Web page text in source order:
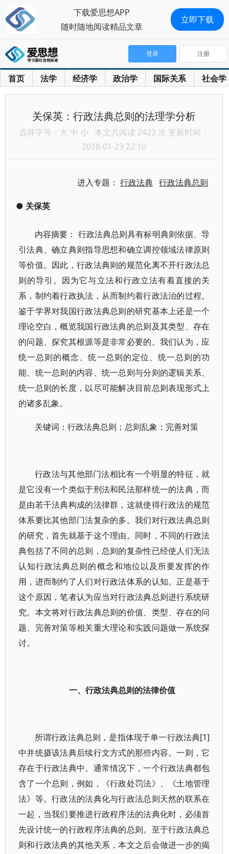
首页 法学 经济学 政治学 国际关系 社会学
登录 注册
关保英：行政法典总则的法理学分析
选择字号： 大 中 小 本文共阅读 2423 次 更新时间：
2018-01-23 22:10
进入专题：行政法典 行政法典总则
● 关保英
内容摘要： 行政法典总则具有标明典则依据、导
引法典、确立典则指导思想和确立调控领域法律原则
等价值。因此，行政法典则的规范化离不开行政法总
则的导引。因为它与立法和行政立法有着直接的关
系，制约着行政执法，从而制约着行政法治的过程。
鉴于学界对我国行政法典总则的研究基本上还是一个
理论空白，概览我国行政法典的总则及其类型、存在
的问题、探究其根源等是非常必要的。我们认为，应
统一总则的概念、统一总则的定位、统一总则的功
能、统一总则的内容、统一总则与分则的逻辑关系、
统一总则的长度，以尽可能解决目前总则表现形式上
的诸多乱象。
关键词：行政法典总则；总则乱象；完善对策
行政法与其他部门法相比有一个明显的特征，就
是它没有一个类似于刑法和民法那样统一的法典，而
是由若干法典构成的法律群，这就使得行政法的规范
体系要比其他部门法复杂的多。我们对行政法典总则
的研究，首先就基于这个理由。同时，不同的行政法
典包括了不同的总则，总则的复杂性已经使人们无法
认知行政法典总则的概念和地位以及所要发挥的作
用，进而制约了人们对行政法体系的认知。正是基于
这个原因，笔者认为应当对行政法典总则进行系统研
究。本文将对行政法典总则的价值、类型、存在的问
题、完善对策等相关重大理论和实践问题做一系统探
讨。
一、行政法典总则的法律价值
所谓行政法典总则，是指体现于单一行政法典[1]
中并统摄该法典后续行文方式的那些内容。一则，它
存在于行政法典中。通常情况下，一个行政法典都包
含了一个总则，例如，《行政处罚法》、《土地管理
法》等。行政法的法典化与行政法总则天然的联系在
一起，当我们要推进行政程序法的法典化时，必须首
先设计统一的行政程序法典的总则。至于行政法典总
则和行政法典的其他关系，本文之后会做进一步的揭
下载爱思想APP
随时随地阅读精品文章
立即下载